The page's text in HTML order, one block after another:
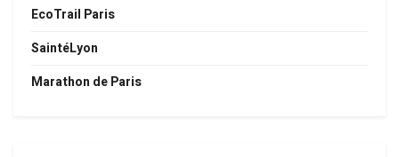
EcoTrail Paris
SaintéLyon
Marathon de Paris